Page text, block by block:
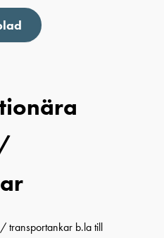
transportankar b.la till